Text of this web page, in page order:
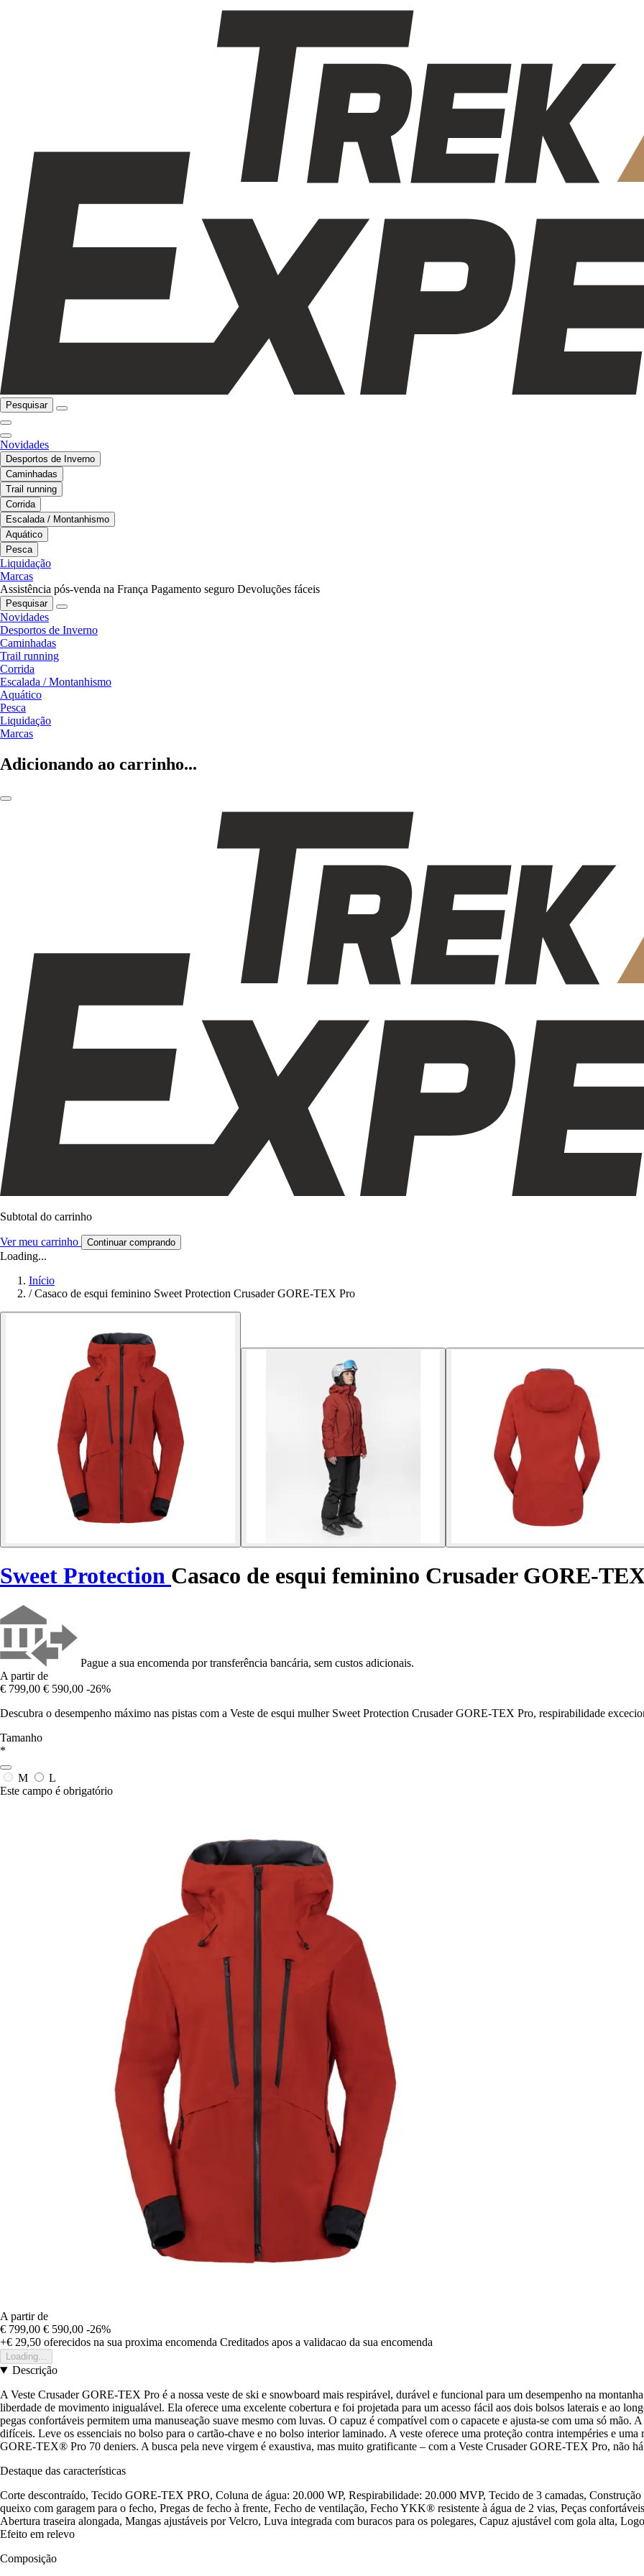
Pesquisar
Novidades
Desportos de Inverno
Caminhadas
Trail running
Corrida
Escalada / Montanhismo
Aquático
Pesca
Liquidação
Marcas
Assistência pós-venda na França Pagamento seguro Devoluções fáceis
Pesquisar
Novidades
Desportos de Inverno
Caminhadas
Trail running
Corrida
Escalada / Montanhismo
Aquático
Pesca
Liquidação
Marcas
Adicionando ao carrinho...
Subtotal do carrinho
Ver meu carrinho Continuar comprando
Loading...
Início
/ Casaco de esqui feminino Sweet Protection Crusader GORE-TEX Pro
Sweet Protection Casaco de esqui feminino Crusader GORE-
Pague a sua encomenda por transferência bancária, sem custos adicionais.
A partir de
€ 799,00 € 590,00 -26%
Descubra o desempenho máximo nas pistas com a Veste de esqui mulher Sweet Protection Crusader GORE-TEX Pro, respirabilidade
Tamanho
*
M
L
Este campo é obrigatório
A partir de
€ 799,00 € 590,00 -26%
+€ 29,50 oferecidos na sua proxima encomenda Creditados apos a validacao da sua encomenda
Loading...
Descrição
A Veste Crusader GORE-TEX Pro é a nossa veste de ski e snowboard mais respirável, durável e funcional para um desempenho na
liberdade de movimento inigualável. Ela oferece uma excelente cobertura e foi projetada para um acesso fácil aos dois bolsos laterais e ao
pegas confortáveis permitem uma manuseação suave mesmo com luvas. O capuz é compatível com o capacete e ajusta-se com uma só mão.
difíceis. Leve os essenciais no bolso para o cartão-chave e no bolso interior laminado. A veste oferece uma proteção contra intempéries e
GORE-TEX® Pro 70 deniers. A busca pela neve virgem é exaustiva, mas muito gratificante – com a Veste Crusader GORE-TEX Pro, não
Destaque das características
Corte descontraído, Tecido GORE-TEX PRO, Coluna de água: 20.000 WP, Respirabilidade: 20.000 MVP, Tecido de 3 camadas, Construção
queixo com garagem para o fecho, Pregas de fecho à frente, Fecho de ventilação, Fecho YKK® resistente à água de 2 vias, Peças
Abertura traseira alongada, Mangas ajustáveis por Velcro, Luva integrada com buracos para os polegares, Capuz ajustável com gola alta,
Efeito em relevo
Composição